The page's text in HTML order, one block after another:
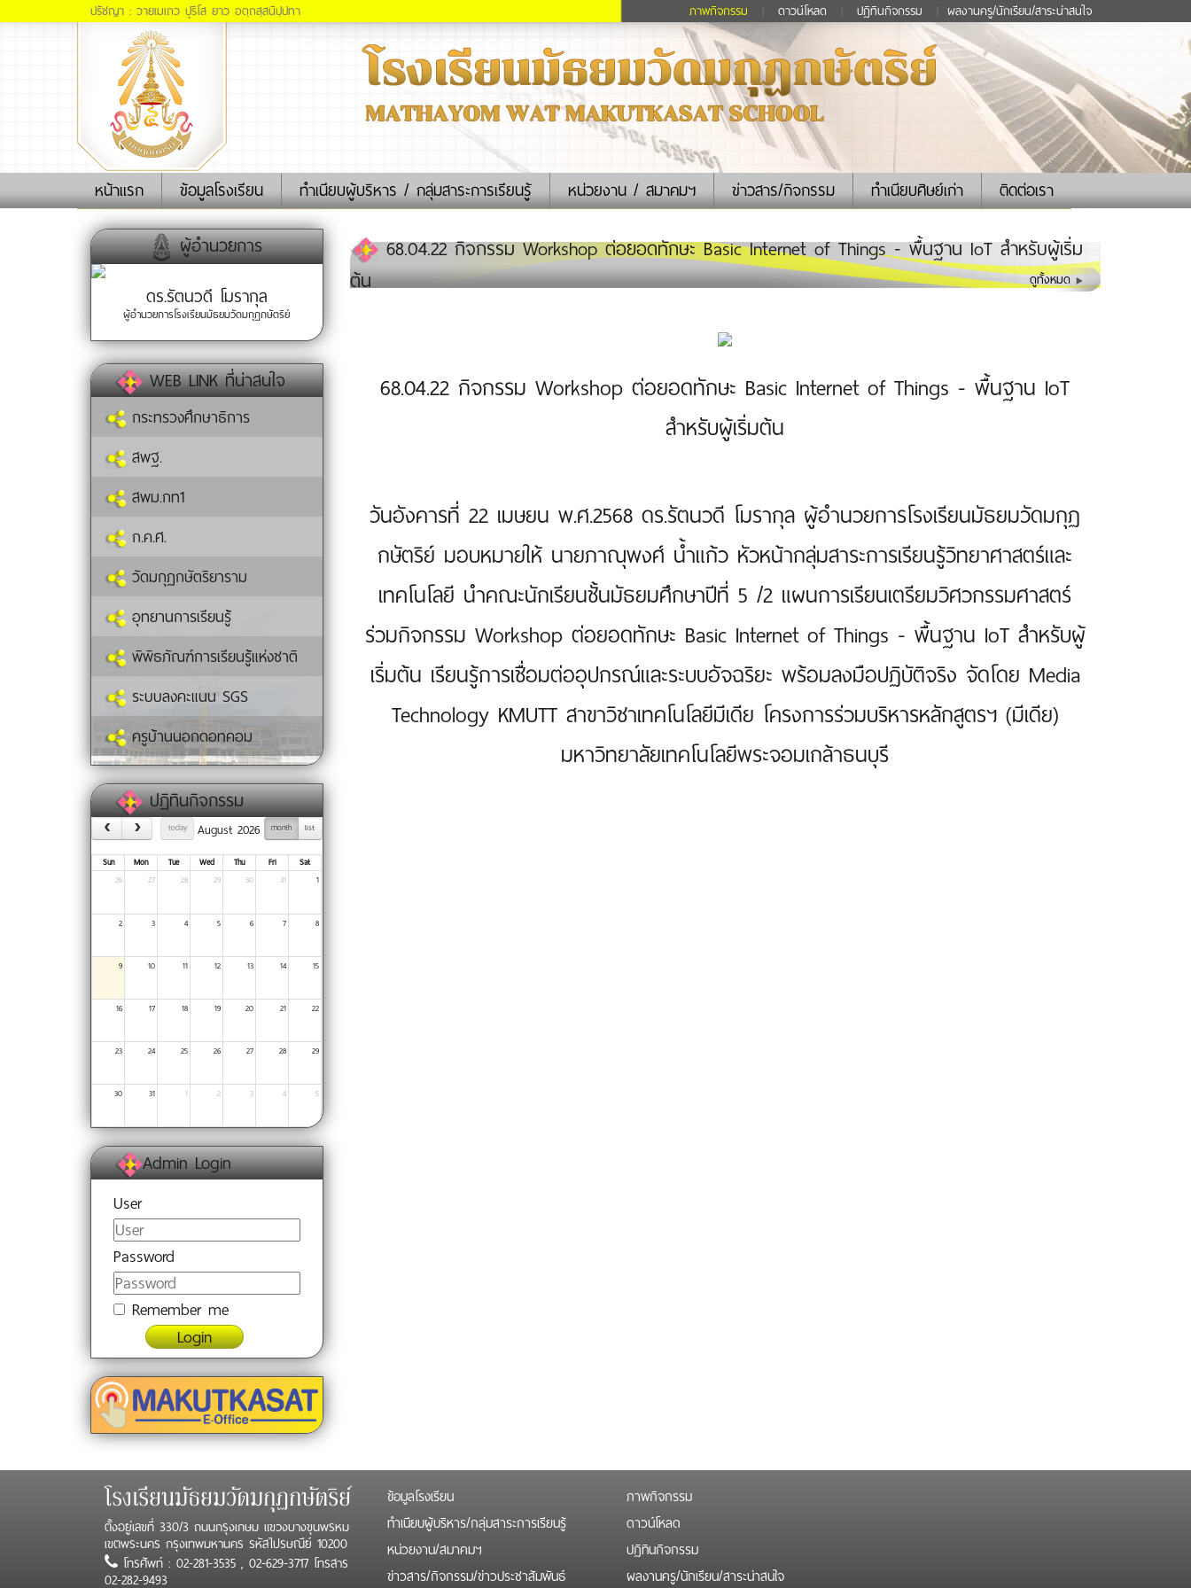
ปรัชญา : วายเมเถว ปุริโส ยาว อตฺถสฺสนิปฺปทา ภาพกิจกรรม ดาวน์โหลด ปฏิทินกิจกรรม ผลงานครู/นักเรียน/สาระน่าสนใจ
หน้าแรก(current)ข้อมูลโรงเรียน ทำเนียบผู้บริหาร / กลุ่มสาระการเรียนรู้ หน่วยงาน / สมาคมฯ ข่าวสาร/กิจกรรม ทำเนียบศิษย์เก่า ติดต่อเรา
ผู้อำนวยการ
ดร.รัตนวดี โมรากุล
ผู้อำนวยการโรงเรียนมัธยมวัดมกุฏกษัตริย์
WEB LINK ที่น่าสนใจ
กระทรวงศึกษาธิการ
สพฐ.
สพม.กท1
ก.ค.ศ.
วัดมกุฏกษัตริยาราม
อุทยานการเรียนรู้
พิพิธภัณฑ์การเรียนรู้แห่งชาติ
ระบบลงคะแนน SGS
ครูบ้านนอกดอทคอม
ปฏิทินกิจกรรม
today month list
August 2026
Sun Mon Tue Wed Thu Fri
Sat
26
27 28 29 30 31 1
2 3 4 5 6 7 8
9 10 11 12 13 14 15
16 17 18 19 20 21 22
23 24 25 26 27 28 29
30 31 1 2 3 4 5
Admin Login
User
Password
Remember me
Login
68.04.22 กิจกรรม Workshop ต่อยอดทักษะ Basic Internet of Things - พื้นฐาน IoT สำหรับผู้เริ่ม
ต้น
ดูทั้งหมด
68.04.22 กิจกรรม Workshop ต่อยอดทักษะ Basic Internet of Things - พื้นฐาน IoT
สำหรับผู้เริ่มต้น
วันอังคารที่ 22 เมษยน พ.ศ.2568 ดร.รัตนวดี โมรากุล ผู้อำนวยการโรงเรียนมัธยมวัดมกุฏ
กษัตริย์ มอบหมายให้ นายภาณุพงศ์ น้ำแก้ว หัวหน้ากลุ่มสาระการเรียนรู้วิทยาศาสตร์และ
เทคโนโลยี นำคณะนักเรียนชั้นมัธยมศึกษาปีที่ 5 /2 แผนการเรียนเตรียมวิศวกรรมศาสตร์
ร่วมกิจกรรม Workshop ต่อยอดทักษะ Basic Internet of Things - พื้นฐาน IoT สำหรับผู้
เริ่มต้น เรียนรู้การเชื่อมต่ออุปกรณ์และระบบอัจฉริยะ พร้อมลงมือปฏิบัติจริง จัดโดย Media
Technology KMUTT สาขาวิชาเทคโนโลยีมีเดีย โครงการร่วมบริหารหลักสูตรฯ (มีเดีย)
มหาวิทยาลัยเทคโนโลยีพระจอมเกล้าธนบุรี
โรงเรียนมัธยมวัดมกุฏกษัตริย์
ตั้งอยู่เลขที่ 330/3 ถนนกรุงเกษม แขวงบางขุนพรหม
เขตพระนคร กรุงเทพมหานคร รหัสไปรษณีย์ 10200
โทรศัพท์ : 02-281-3535 , 02-629-3717 โทรสาร
02-282-9493
ข้อมูลโรงเรียน
ทำเนียบผู้บริหาร/กลุ่มสาระการเรียนรู้
หน่วยงาน/สมาคมฯ
ข่าวสาร/กิจกรรม/ข่าวประชาสัมพันธ์
ภาพกิจกรรม
ดาวน์โหลด
ปฏิทินกิจกรรม
ผลงานครู/นักเรียน/สาระน่าสนใจ